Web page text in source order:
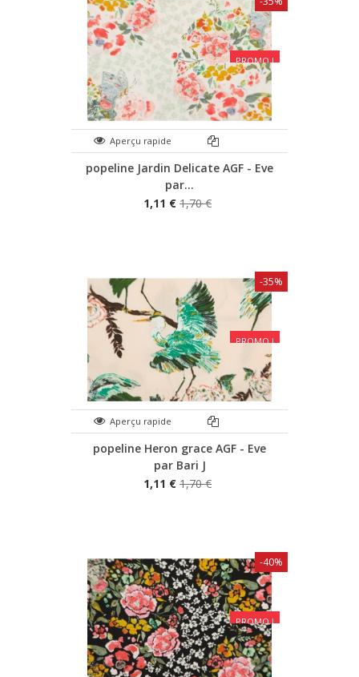
PROMO !
Aperçu rapide
popeline Jardin Delicate AGF - Eve
par...
1,11 € 1,70 €
PROMO !
Aperçu rapide
popeline Heron grace AGF - Eve
par Bari J
1,11 € 1,70 €
-35%
PROMO !
-40%